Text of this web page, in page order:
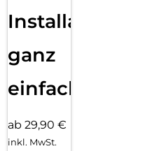
Installation
ganz
einfach
ab 29,90 €
inkl. MwSt.